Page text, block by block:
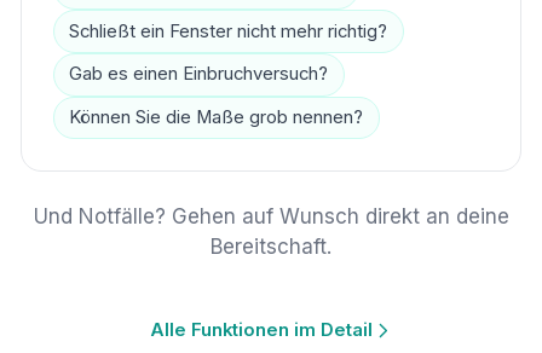
Schließt ein Fenster nicht mehr richtig?
Gab es einen Einbruchversuch?
Können Sie die Maße grob nennen?
Und Notfälle? Gehen auf Wunsch direkt an deine
Bereitschaft.
Alle Funktionen im Detail